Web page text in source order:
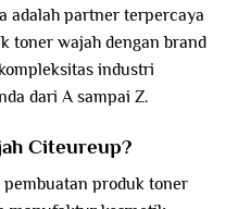
adalah partner terpercaya
toner wajah dengan brand
industri
dari A sampai Z.
Citeureup?
produk toner